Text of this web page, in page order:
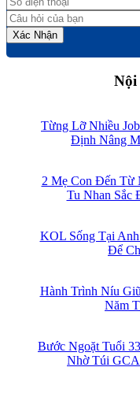
Xác Nhận
Nội
Từng Lỡ Nhiều
Định Nâng
2 Mẹ Con Đến Từ
Tu Nhan Sắc
KOL Sống Tại
Để
Hành Trình Níu
Năm
Bước Ngoặt Tuổi
Nhờ Túi